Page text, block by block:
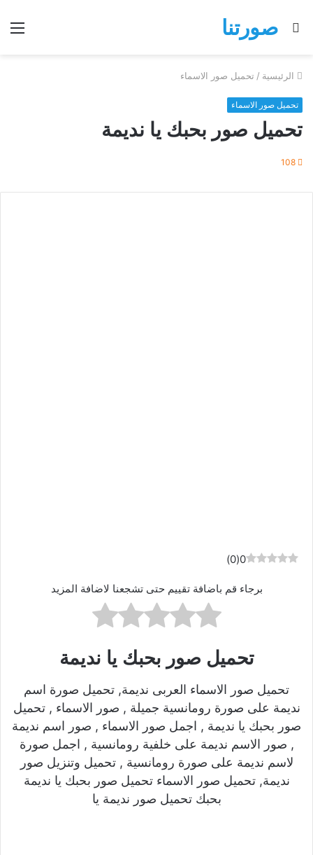
صورتنا
بحث
الرئيسية / تحميل صور الاسماء
تحميل صور الاسماء
تحميل صور بحبك يا نديمة
108
0
(
0
)
برجاء قم باضافة تقييم حتى تشجعنا لاضافة المزيد
تحميل صور بحبك يا نديمة
تحميل صور الاسماء العربى نديمة, تحميل صورة اسم
نديمة على صورة رومانسية جميلة , صور الاسماء , تحميل
صور بحبك يا نديمة , اجمل صور الاسماء , صور اسم نديمة
, صور الاسم نديمة على خلفية رومانسية , اجمل صورة
لاسم نديمة على صورة رومانسية , تحميل وتنزيل صور
نديمة, تحميل صور الاسماء تحميل صور بحبك يا نديمة
بحبك تحميل صور نديمة يا